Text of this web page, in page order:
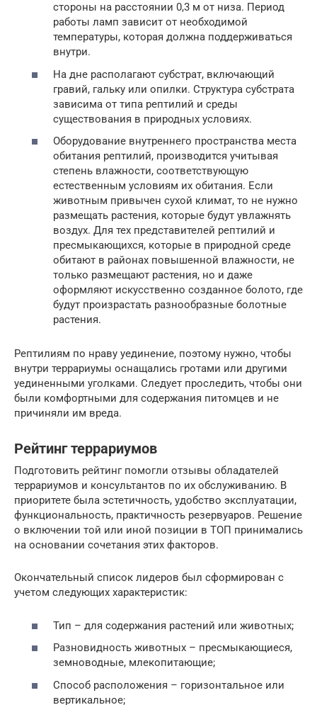
стороны на расстоянии 0,3 м от низа. Период
работы ламп зависит от необходимой
температуры, которая должна поддерживаться
внутри.
На дне располагают субстрат, включающий
гравий, гальку или опилки. Структура субстрата
зависима от типа рептилий и среды
существования в природных условиях.
Оборудование внутреннего пространства места
обитания рептилий, производится учитывая
степень влажности, соответствующую
естественным условиям их обитания. Если
животным привычен сухой климат, то не нужно
размещать растения, которые будут увлажнять
воздух. Для тех представителей рептилий и
пресмыкающихся, которые в природной среде
обитают в районах повышенной влажности, не
только размещают растения, но и даже
оформляют искусственно созданное болото, где
будут произрастать разнообразные болотные
растения.
Рептилиям по нраву уединение, поэтому нужно, чтобы
внутри террариумы оснащались гротами или другими
уединенными уголками. Следует проследить, чтобы они
были комфортными для содержания питомцев и не
причиняли им вреда.
Рейтинг террариумов
Подготовить рейтинг помогли отзывы обладателей
террариумов и консультантов по их обслуживанию. В
приоритете была эстетичность, удобство эксплуатации,
функциональность, практичность резервуаров. Решение
о включении той или иной позиции в ТОП принимались
на основании сочетания этих факторов.
Окончательный список лидеров был сформирован с
учетом следующих характеристик:
Тип – для содержания растений или животных;
Разновидность животных – пресмыкающиеся,
земноводные, млекопитающие;
Способ расположения – горизонтальное или
вертикальное;